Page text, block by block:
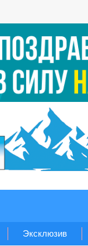
Эксклюзив